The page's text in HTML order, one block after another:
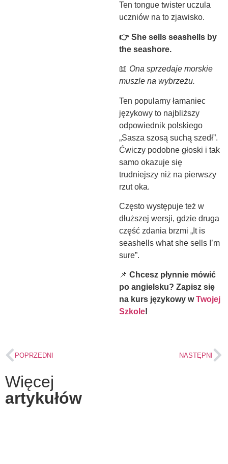
Ten tongue twister uczula
uczniów na to zjawisko.
👉 She sells seashells by
the seashore.
📖 Ona sprzedaje morskie
muszle na wybrzeżu.
Ten popularny łamaniec
językowy to najbliższy
odpowiednik polskiego
„Sasza szosą suchą szedł”.
Ćwiczy podobne głoski i tak
samo okazuje się
trudniejszy niż na pierwszy
rzut oka.
Często występuje też w
dłuższej wersji, gdzie druga
część zdania brzmi „It is
seashells what she sells I’m
sure”.
📌 Chcesz płynnie mówić
po angielsku? Zapisz się
na kurs językowy wTwojej
Szkole!
POPRZEDNI NASTĘPNI
Więcej
artykułów